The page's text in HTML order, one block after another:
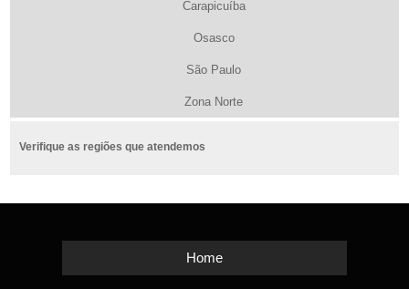
Carapicuíba
Osasco
São Paulo
Zona Norte
Verifique as regiões que atendemos
Home